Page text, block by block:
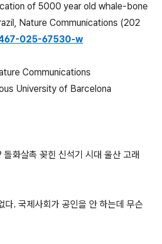
of 5000 year old whale-bone
Nature Communications (202
025-67530-w
Communications
University of Barcelona
돌화살촉 꽂힌 신석기 시대 울산 고래
다. 국제사회가 공인을 안 하는데 무슨